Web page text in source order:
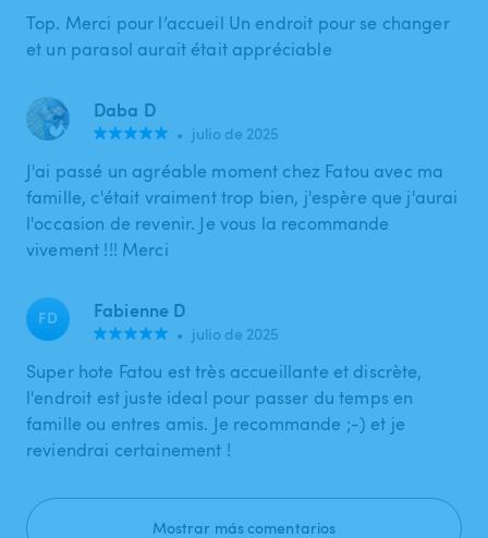
Top. Merci pour l’accueil Un endroit pour se changer
et un parasol aurait était appréciable
Daba D
• julio de 2025
J'ai passé un agréable moment chez Fatou avec ma
famille, c'était vraiment trop bien, j'espère que j'aurai
l'occasion de revenir. Je vous la recommande
vivement !!! Merci
FD Fabienne D
• julio de 2025
Super hote Fatou est très accueillante et discrète,
l'endroit est juste ideal pour passer du temps en
famille ou entres amis. Je recommande ;-) et je
reviendrai certainement !
Mostrar más comentarios